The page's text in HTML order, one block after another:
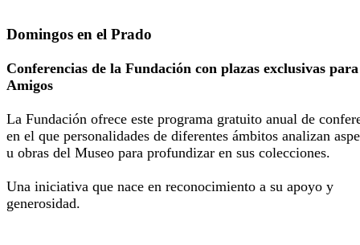
Domingos en el Prado
Conferencias de la Fundación con plazas exclusivas para
Amigos
La Fundación ofrece este programa gratuito anual de
en el que personalidades de diferentes ámbitos analizan
u obras del Museo para profundizar en sus colecciones.
Una iniciativa que nace en reconocimiento a su apoyo y
generosidad.